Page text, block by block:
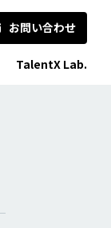
お問い合わせ
TalentX Lab.